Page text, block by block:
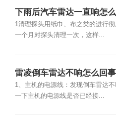
下雨后汽车雷达一直响怎
1清理探头用纸巾、布之类的进行
一个月对探头清理一次，这样...
雷凌倒车雷达不响怎么回事
1、主机的电源线：发现倒车雷达
一下主机的电源线是否已经接...